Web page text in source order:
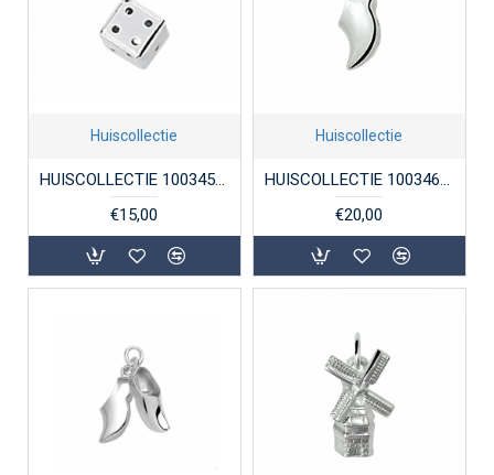
Huiscollectie
HUISCOLLECTIE 1003456 ZILVEREN BEDELHANGER DOBBELSTEEN
€15,00
Huiscollectie
HUISCOLLECTIE 1003460 ZILVEREN HANGER KLOMPJE
€20,00